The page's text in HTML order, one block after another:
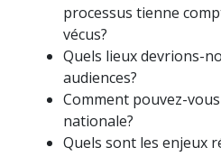
processus tienne
vécus?
Quels lieux devrions-
audiences?
Comment pouvez-
nationale?
Quels sont les enjeux